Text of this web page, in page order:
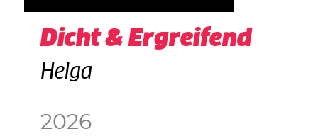
Dicht & Ergreifend
Helga
2026